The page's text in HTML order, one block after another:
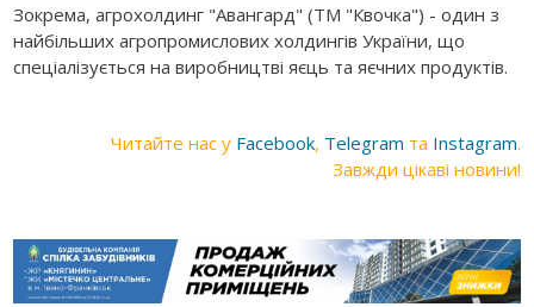
Зокрема, агрохолдинг "Авангард" (ТМ "Квочка") - один з
найбільших агропромислових холдингів України, що
спеціалізується на виробництві яєць та яєчних продуктів.
Читайте нас у Facebook, Telegram та Instagram.
Завжди цікаві новини!